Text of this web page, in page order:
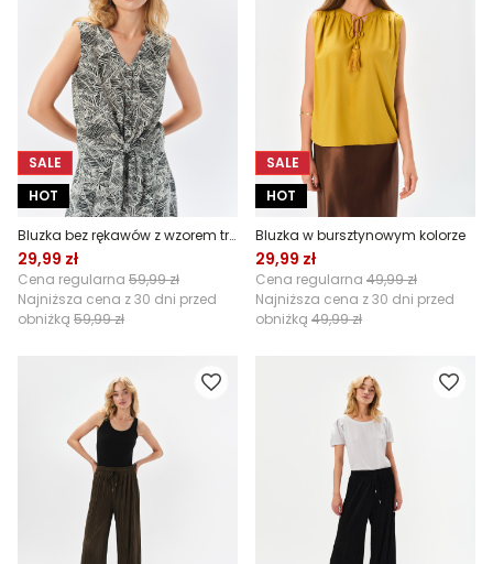
SALE
HOT
Bluzka bez rękawów z wzorem tropic
29,99 zł
Cena regularna 59,99 zł
Najniższa cena z 30 dni przed
obniżką 59,99 zł
SALE
HOT
Bluzka w bursztynowym kolorze
29,99 zł
Cena regularna 49,99 zł
Najniższa cena z 30 dni przed
obniżką 49,99 zł